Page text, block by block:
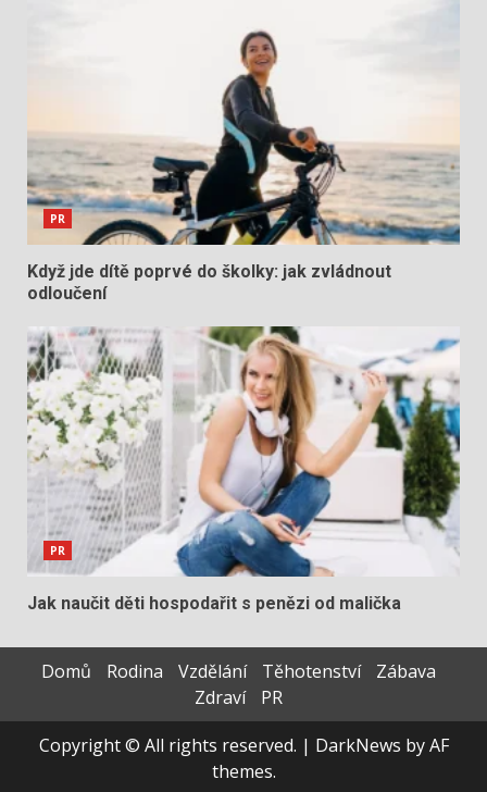
PR
Když jde dítě poprvé do školky: jak zvládnout
odloučení
PR
Jak naučit děti hospodařit s penězi od malička
Domů Rodina Vzdělání Těhotenství
Zábava
Zdraví
PR
Copyright © All rights reserved. | DarkNews by AF
themes.